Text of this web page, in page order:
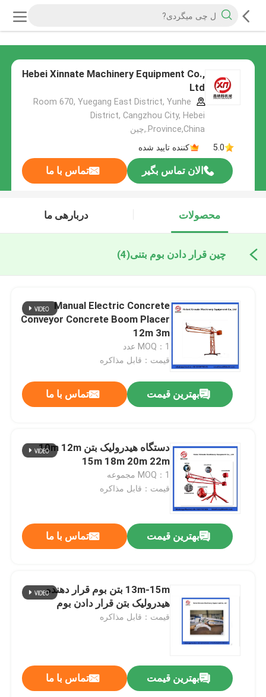
Hebei Xinnate Machinery Equipment Co.,
Ltd
Room 670, Yuegang East District, Yunhe
District, Cangzhou City, Hebei
Province,China.,چین
5.0
کننده تایید شده
الان تماس بگیر تماس با ما
محصولات دربارهی ما
چین قرار دادن بوم بتنی(4)
Manual Electric Concrete
Conveyor Concrete Boom Placer
12m 3m
MOQ：1 عدد
قیمت：قابل مذاکره
بهترین قیمت تماس با ما
دستگاه هیدرولیک بتن 10m 12m
15m 18m 20m 22m
MOQ：1 مجموعه
قیمت：قابل مذاکره
بهترین قیمت تماس با ما
13m-15m بتن بوم قرار دهنده
هیدرولیک بتن قرار دادن بوم
قیمت：قابل مذاکره
بهترین قیمت تماس با ما